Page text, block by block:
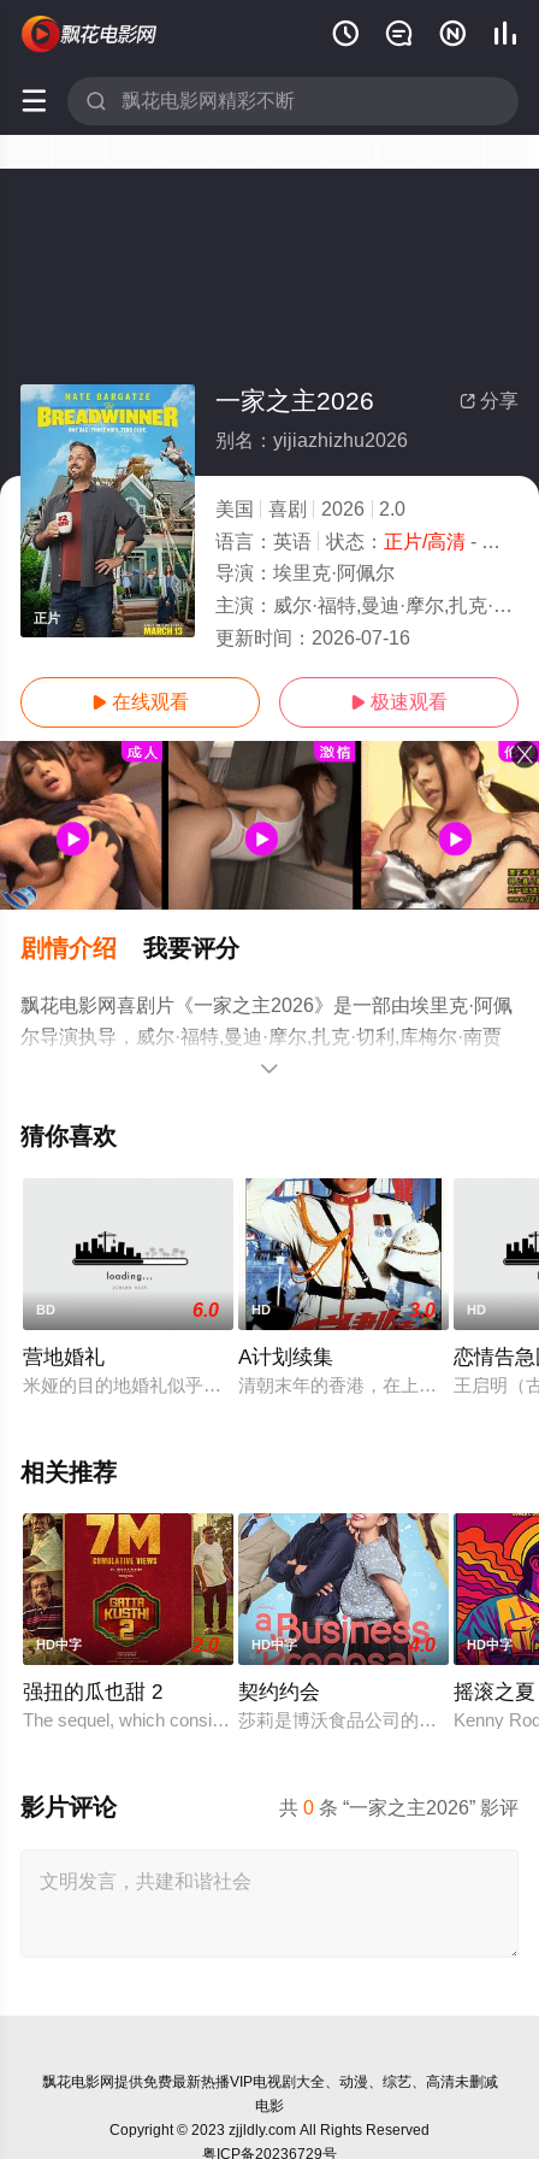
   
 
正片
 分享
一家之主2026
别名：yijiazhizhu2026
美国 喜剧 2026
2.0
语言： 英语 状态： 正片/高清- 免费在线观看
导演： 埃里克·阿佩尔
主演： 威尔·福特,曼迪·摩尔,扎克·切利,库梅尔·南贾尼,奈特·巴盖兹,科林·乔斯特,夏洛特·安·塔克,凯特·贝兰特,Stella,Grace,Fitzger
更新时间： 2026-07-16
 在线观看  极速观看
剧情介绍 我要评分
飘花电影网喜剧片《一家之主2026》是一部由埃里克·阿佩
尔导演执导，威尔·福特,曼迪·摩尔,扎克·切利,库梅尔·南贾
尼,奈特·巴盖兹,科林·乔斯特,夏洛特·安·塔克,凯特·贝兰
精彩演绎的美国电影，手机免费观看高清无删减完整版电
电视猫或剧情网等平台了解。

猜你喜欢
BD 6.0
营地婚礼
米娅的目的地婚礼似乎注定了，当她的新娘党不是太热衷于做
HD 3.0
A计划续集
清朝末年的香港，在上、中、西环有
HD
恋情告
王启明（
相关推荐
HD中字 2.0
强扭的瓜也甜 2
The sequel, which consists of consecutive events following
HD中字 4.0
契约约会
莎莉是博沃食品公司的食品分析师，
HD中字
摇滚之夏
Kenny
共0 条 “一家之主2026” 影评
影片评论
飘花电影网提供免费最新热播VIP电视剧大全、动漫、综艺、高清未删减
电影
Copyright © 2023 zjjldly.com All Rights Reserved
粤ICP备20236729号